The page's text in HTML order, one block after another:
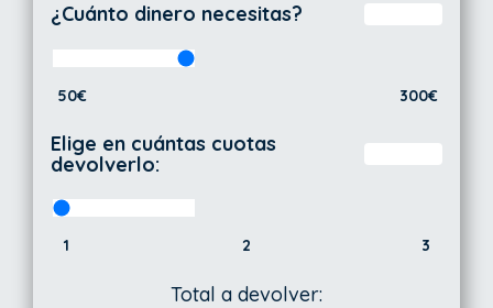
¿Cuánto dinero necesitas?
50€ 300€
Elige en cuántas cuotas
devolverlo:
1 2 3
Total a devolver: